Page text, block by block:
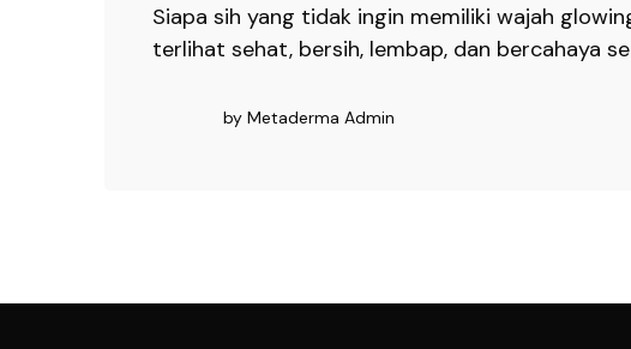
Siapa sih yang tidak ingin memiliki wajah
terlihat sehat, bersih, lembap, dan bercahaya
by Metaderma Admin